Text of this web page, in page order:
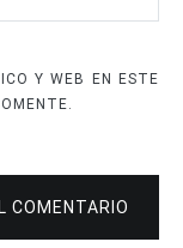
Y WEB EN ESTE
COMENTARIO